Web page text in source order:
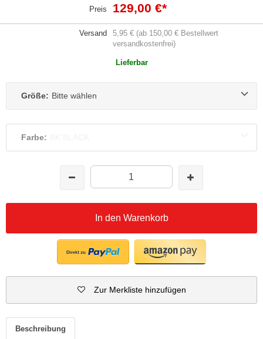
Preis 129,00 €*
Versand
5,95 € (ab 150,00 € Bestellwert
versandkostenfrei)
Lieferbar
Größe: Bitte wählen
Farbe:
In den Warenkorb
Zur Merkliste hinzufügen
Beschreibung